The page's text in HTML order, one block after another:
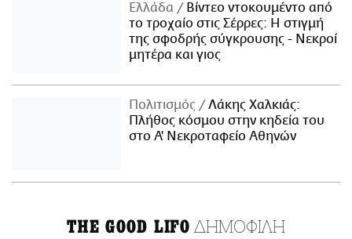
Ελλάδα
Βίντεο ντοκουμέντο από
το τροχαίο στις Σέρρες: Η στιγμή
της σφοδρής σύγκρουσης - Νεκροί
μητέρα και γιος
Πολιτισμός
Λάκης Χαλκιάς:
Πλήθος κόσμου στην κηδεία του
στο Α' Νεκροταφείο Αθηνών
THE GOOD LIFO ΔΗΜΟΦΙΛΗ